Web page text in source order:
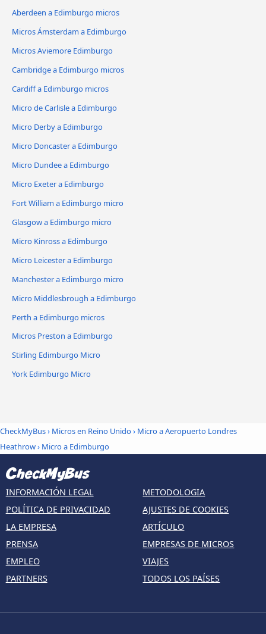
Aberdeen a Edimburgo micros
Micros Ámsterdam a Edimburgo
Micros Aviemore Edimburgo
Cambridge a Edimburgo micros
Cardiff a Edimburgo micros
Micro de Carlisle a Edimburgo
Micro Derby a Edimburgo
Micro Doncaster a Edimburgo
Micro Dundee a Edimburgo
Micro Exeter a Edimburgo
Fort William a Edimburgo micro
Glasgow a Edimburgo micro
Micro Kinross a Edimburgo
Micro Leicester a Edimburgo
Manchester a Edimburgo micro
Micro Middlesbrough a Edimburgo
Perth a Edimburgo micros
Micros Preston a Edimburgo
Stirling Edimburgo Micro
York Edimburgo Micro
CheckMyBus› Micros en Reino Unido› Micro a Aeropuerto Londres
Heathrow› Micro a Edimburgo
INFORMACIÓN LEGAL
POLÍTICA DE PRIVACIDAD
LA EMPRESA
PRENSA
EMPLEO
PARTNERS
METODOLOGIA
AJUSTES DE COOKIES
ARTÍCULO
EMPRESAS DE MICROS
VIAJES
TODOS LOS PAÍSES